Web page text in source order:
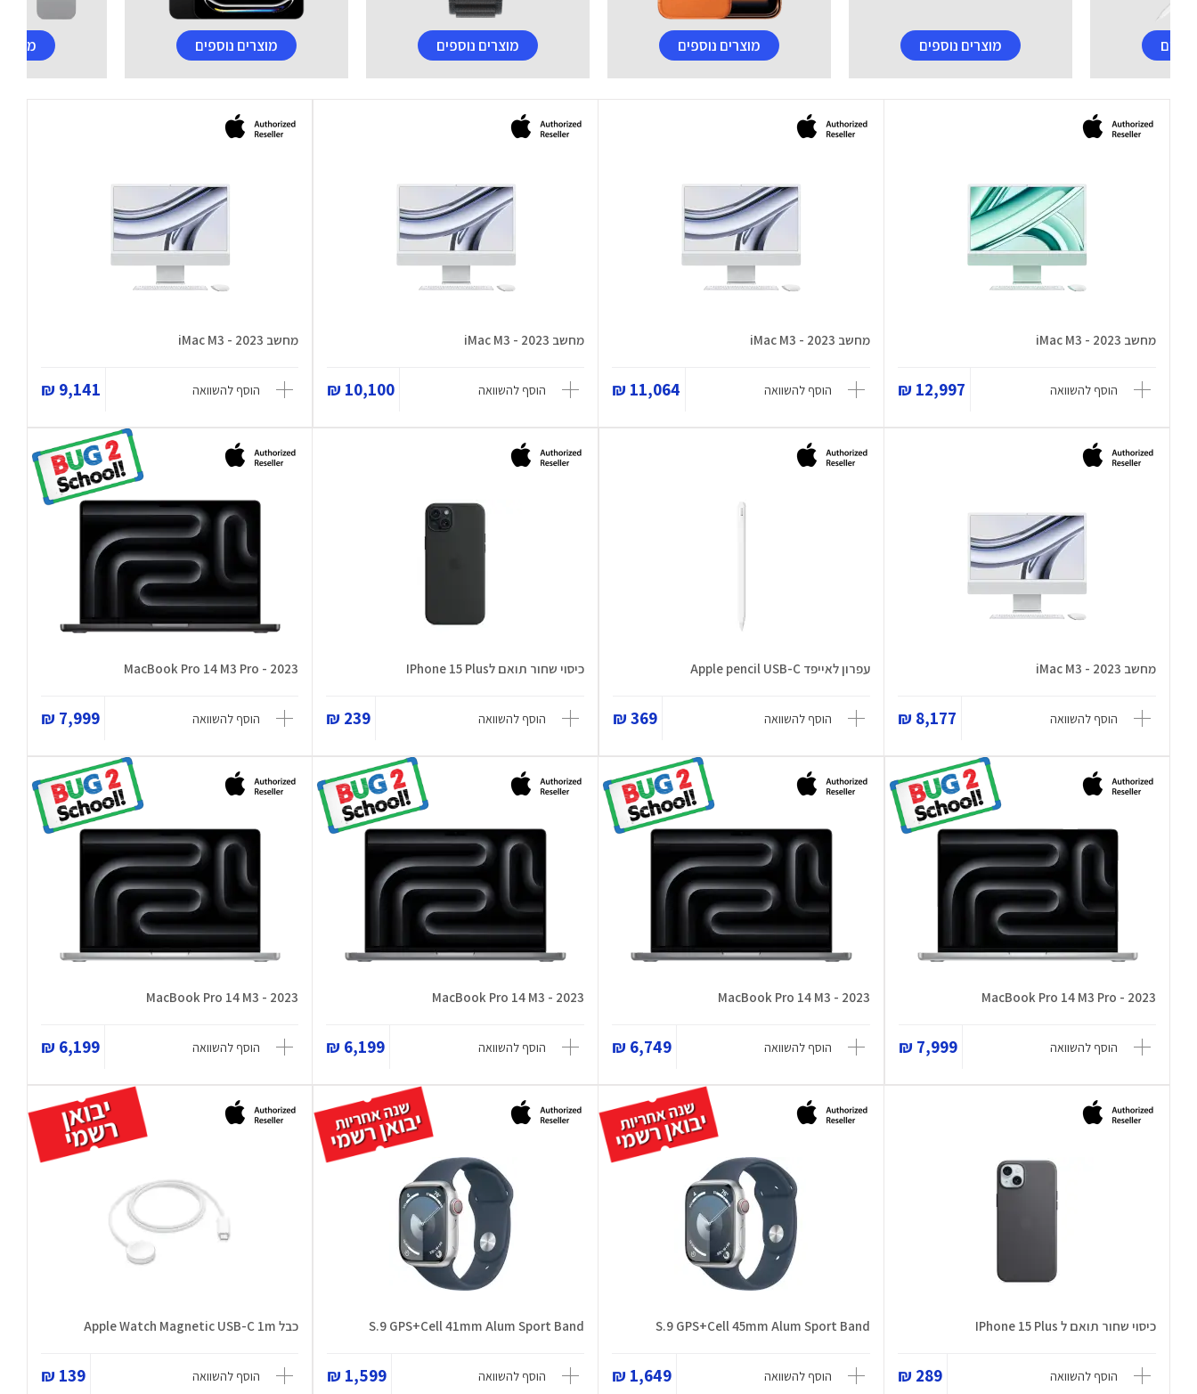
מוצרים נוספים מוצרים נוספים מוצרים נוספים מוצרים נוספים
מחשב iMac M3 - 2023
הוסף להשוואה 12,997 ₪
מחשב iMac M3 - 2023
הוסף להשוואה 11,064 ₪
מחשב iMac M3 - 2023
הוסף להשוואה 10,100 ₪
מחשב iMac M3 - 2023
הוסף להשוואה 9,141 ₪
מחשב iMac M3 - 2023
הוסף להשוואה 8,177 ₪
עפרון לאייפד Apple pencil USB-C
הוסף להשוואה 369 ₪
כיסוי שחור תואם לIPhone 15 Plus
הוסף להשוואה 239 ₪
MacBook Pro 14 M3 Pro - 2023
הוסף להשוואה 7,999 ₪
MacBook Pro 14 M3 Pro - 2023
הוסף להשוואה 7,999 ₪
MacBook Pro 14 M3 - 2023
הוסף להשוואה 6,749 ₪
MacBook Pro 14 M3 - 2023
הוסף להשוואה 6,199 ₪
MacBook Pro 14 M3 - 2023
הוסף להשוואה 6,199 ₪
כיסוי שחור תואם ל IPhone 15 Plus
הוסף להשוואה 289 ₪
S.9 GPS+Cell 45mm Alum Sport Band
הוסף להשוואה 1,649 ₪
S.9 GPS+Cell 41mm Alum Sport Band
הוסף להשוואה 1,599 ₪
כבל Apple Watch Magnetic USB-C 1m
הוסף להשוואה 139 ₪